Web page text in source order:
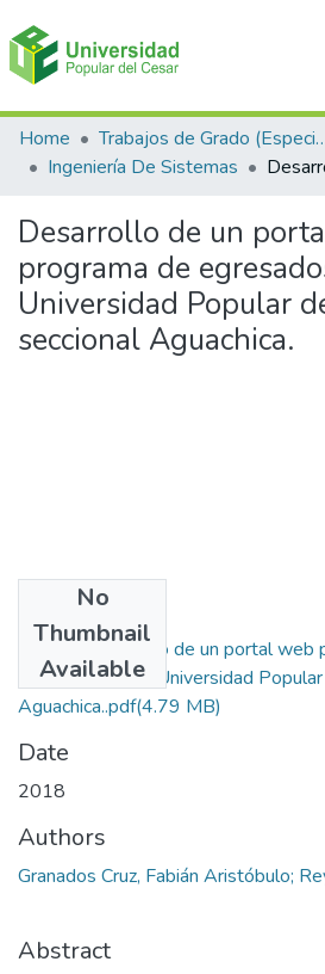
Communities & Collections
All of DSpace
Statistics
Home Trabajos de Grado
Ingeniería De Sistemas
Desarrollo de un
programa de
Universidad Popular
seccional Aguachica.
No
Thumbnail
Available
Tesis Desarrollo de un portal web
egresados de la Universidad
Aguachica..pdf(4.79 MB)
Date
2018
Authors
Granados Cruz, Fabián Aristóbulo;
Abstract